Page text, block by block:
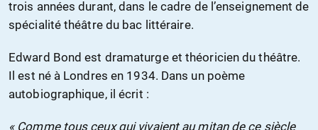
trois années durant, dans le cadre de l’enseignement de
spécialité théâtre du bac littéraire.
Edward Bond est dramaturge et théoricien du théâtre.
Il est né à Londres en 1934. Dans un poème
autobiographique, il écrit :
« Comme tous ceux qui vivaient au mitan de ce siècle